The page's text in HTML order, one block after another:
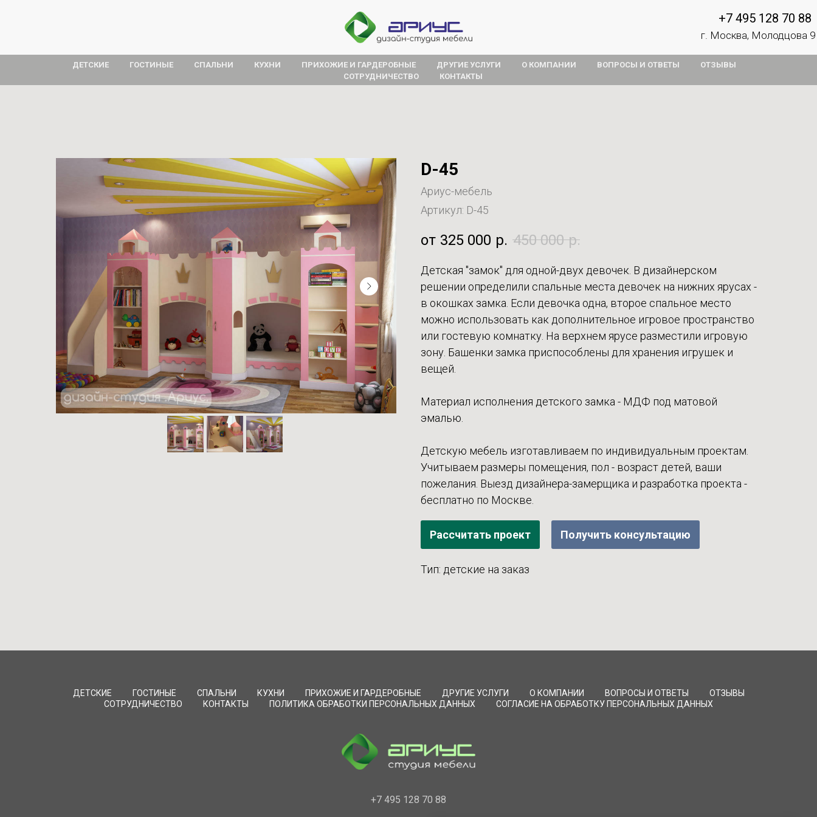
+7 495 128 70 88
г. Москва, Молодцова 9
ДЕТСКИЕ ГОСТИНЫЕ СПАЛЬНИ КУХНИ ПРИХОЖИЕ И ГАРДЕРОБНЫЕ ДРУГИЕ УСЛУГИ О КОМПАНИИ ВОПРОСЫ И ОТВЕТЫ
ОТЗЫВЫ
СОТРУДНИЧЕСТВО
КОНТАКТЫ
D-45
Ариус-мебель
Артикул: D-45
325 000 р. 450 000 р.
Детская "замок" для одной-двух девочек. В дизайнерском
решении определили спальные места девочек на нижних ярусах -
в окошках замка. Если девочка одна, второе спальное место
можно использовать как дополнительное игровое пространство
или гостевую комнатку. На верхнем ярусе разместили игровую
зону. Башенки замка приспособлены для хранения игрушек и
вещей.
Материал исполнения детского замка - МДФ под матовой
эмалью.
Детскую мебель изготавливаем по индивидуальным проектам.
Учитываем размеры помещения, пол - возраст детей, ваши
пожелания. Выезд дизайнера-замерщика и разработка проекта -
бесплатно по Москве.
Рассчитать проект Получить консультацию
Тип: детские на заказ
ДЕТСКИЕ ГОСТИНЫЕ СПАЛЬНИ КУХНИ ПРИХОЖИЕ И ГАРДЕРОБНЫЕ ДРУГИЕ УСЛУГИ О КОМПАНИИ ВОПРОСЫ И ОТВЕТЫ
ОТЗЫВЫ
СОТРУДНИЧЕСТВО
КОНТАКТЫ ПОЛИТИКА ОБРАБОТКИ ПЕРСОНАЛЬНЫХ ДАННЫХ СОГЛАСИЕ НА ОБРАБОТКУ ПЕРСОНАЛЬНЫХ ДАННЫХ
+7 495 128 70 88